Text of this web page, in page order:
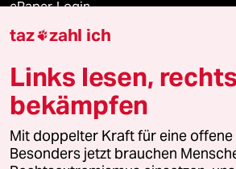
ePaper Login
Downloads für Abonnierende
© 2026 taz Verlags und Vertriebs
Alle Rechte vorbehalten. Bei rechtlichen Fragen
wenden Sie sich bitte an
lizenzen@taz.de
taz zahl ich
Links lesen, rechts
bekämpfen
Mit doppelter Kraft für eine offene
Besonders jetzt brauchen